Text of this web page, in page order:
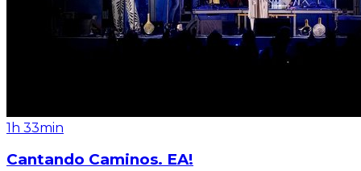
1h 33min
Cantando Caminos. EA!